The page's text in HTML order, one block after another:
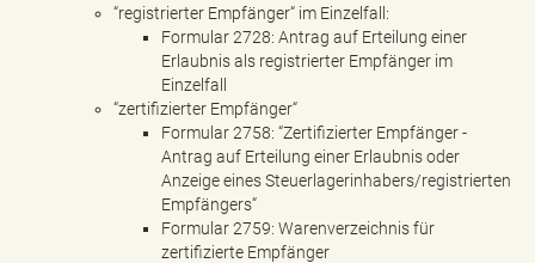
“registrierter Empfänger“ im Einzelfall:
Formular 2728: Antrag auf Erteilung einer
Erlaubnis als registrierter Empfänger im
Einzelfall
“zertifizierter Empfänger“
Formular 2758: “Zertifizierter Empfänger -
Antrag auf Erteilung einer Erlaubnis oder
Anzeige eines Steuerlagerinhabers/registrierten
Empfängers“
Formular 2759: Warenverzeichnis für
zertifizierte Empfänger